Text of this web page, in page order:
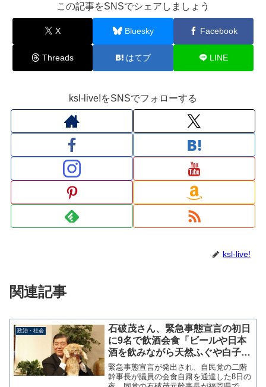
この記事をSNSでシェアしましょう
X Bluesky Facebook
Threads はてブ LINE
ksl-live!をSNSでフォローする
ksl-live!
関連記事
政治・社会
石破茂さん、緊急事態宣言の初日
に9名で飲酒会食「ビールや日本
酒を飲みながら天然ふぐや白子に
舌鼓を打つ」→騒いではいない！
と言い訳中
緊急事態宣言が発出され、自民党の二階
幹事長が議員の会食自粛を通達した8日の